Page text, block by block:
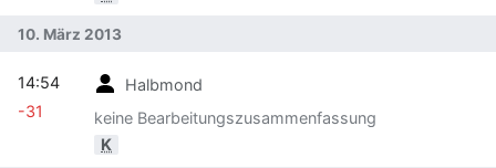
10. März 2013
Halbmond
keine Bearbeitungszusammenfassung
K
14:54
-31